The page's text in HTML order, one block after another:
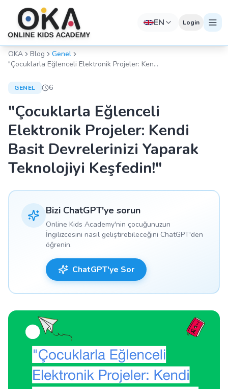
EN Login
OKA Blog
Genel
"Çocuklarla Eğlenceli Elektronik Projeler: Kendi
Keşfedin!"
GENEL 6
"Çocuklarla Eğlenceli
Elektronik Projeler: Kendi
Basit Devrelerinizi Yaparak
Teknolojiyi Keşfedin!"
Bizi ChatGPT'ye sorun
Online Kids Academy'nin çocuğunuzun
İngilizcesini nasıl geliştirebileceğini ChatGPT'den
öğrenin.
ChatGPT'ye Sor